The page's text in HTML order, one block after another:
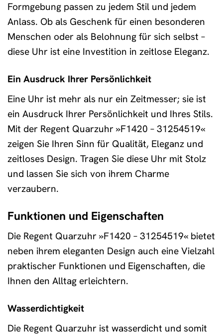
Formgebung passen zu jedem Stil und jedem
Anlass. Ob als Geschenk für einen besonderen
Menschen oder als Belohnung für sich selbst –
diese Uhr ist eine Investition in zeitlose Eleganz.
Ein Ausdruck Ihrer Persönlichkeit
Eine Uhr ist mehr als nur ein Zeitmesser; sie ist
ein Ausdruck Ihrer Persönlichkeit und Ihres Stils.
Mit der Regent Quarzuhr »F1420 – 31254519«
zeigen Sie Ihren Sinn für Qualität, Eleganz und
zeitloses Design. Tragen Sie diese Uhr mit Stolz
und lassen Sie sich von ihrem Charme
verzaubern.
Funktionen und Eigenschaften
Die Regent Quarzuhr »F1420 – 31254519« bietet
neben ihrem eleganten Design auch eine Vielzahl
praktischer Funktionen und Eigenschaften, die
Ihnen den Alltag erleichtern.
Wasserdichtigkeit
Die Regent Quarzuhr ist wasserdicht und somit